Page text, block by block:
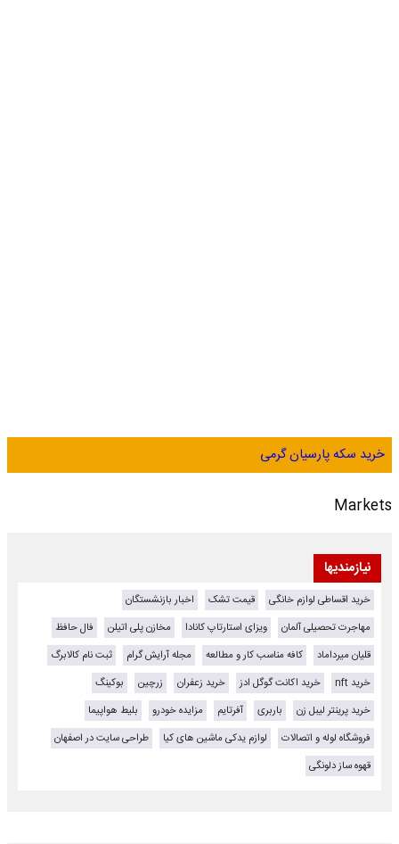
خرید سکه پارسیان گرمی
Markets
نیازمندیها
خرید اقساطی لوازم خانگی قیمت تشک
اخبار بازنشستگان
مهاجرت تحصیلی آلمان
ویزای استارتاپ کانادا مخازن پلی اتیلن
فال حافظ
قلیان میرداماد
کافه مناسب کار و مطالعه مجله آرایش گرام
ثبت نام کالابرگ
خرید nft
خرید اکانت گوگل ادز خرید زعفران زرچین
بوکینگ
خرید پرینتر لیبل زن
باربری آفرتایم مزایده خودرو
بلیط هواپیما
فروشگاه لوله و اتصالات
لوازم یدکی ماشین های کیا
طراحی سایت در اصفهان
قهوه ساز دلونگی